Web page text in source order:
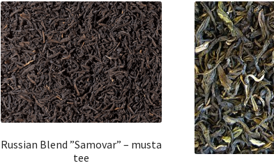
Russian Blend ”Samovar” – musta
tee